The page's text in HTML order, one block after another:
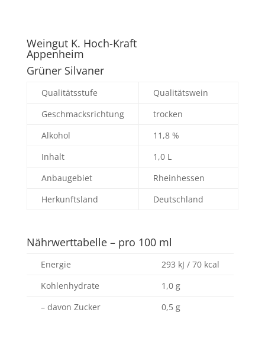
Weingut K. Hoch-Kraft
Appenheim
Grüner Silvaner
Qualitätsstufe
Qualitätswein
Geschmacksrichtung
trocken
Alkohol
11,8 %
Inhalt
1,0 L
Anbaugebiet
Rheinhessen
Herkunftsland
Deutschland
Nährwerttabelle – pro 100 ml
Energie
293 kJ / 70 kcal
Kohlenhydrate
1,0 g
– davon Zucker
0,5 g